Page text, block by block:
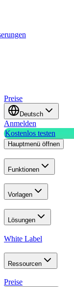
Preise
Deutsch
Anmelden
Kostenlos testen
Hauptmenü öffnen
Funktionen
Vorlagen
Lösungen
White Label
Ressourcen
Preise